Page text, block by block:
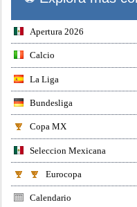
Apertura 2026
Calcio
La Liga
Bundesliga
Copa MX
Seleccion Mexicana
Eurocopa
Calendario